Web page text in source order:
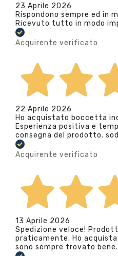
23 Aprile 2026
Rispondono sempre ed in
Ricevuto tutto in modo
Acquirente verificato
22 Aprile 2026
Ho acquistato boccetta
Esperienza positiva e
consegna del prodotto.
Acquirente verificato
13 Aprile 2026
Spedizione veloce!
praticamente. Ho
sono sempre trovato bene.